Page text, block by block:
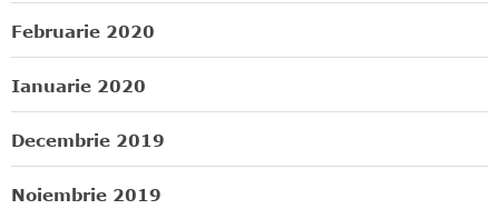
Februarie 2020
Ianuarie 2020
Decembrie 2019
Noiembrie 2019